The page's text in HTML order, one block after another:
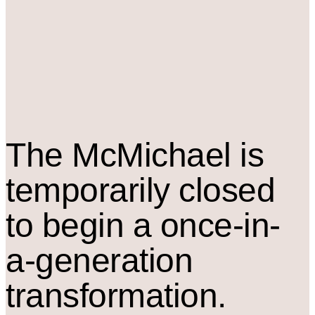
The McMichael is
temporarily closed
to begin a once-in-
a-generation
transformation.